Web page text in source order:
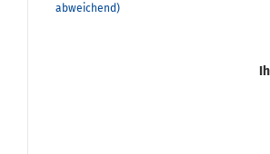
abweichend)